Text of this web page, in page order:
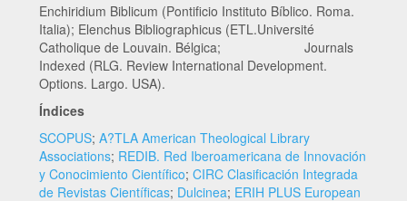
Enchiridium Biblicum (Pontificio Instituto Bíblico. Roma.
Italia); Elenchus Bibliographicus (ETL.Université
Catholique de Louvain. Bélgica; Journals
Indexed (RLG. Review International Development.
Options. Largo. USA).
Índices
SCOPUS; A?TLA American Theological Library
Associations; REDIB. Red Iberoamericana de Innovación
y Conocimiento Científico; CIRC Clasificación Integrada
de Revistas Científicas; Dulcinea; ERIH PLUS European